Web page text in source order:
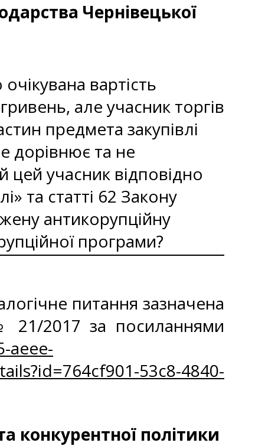
Чернівецької
вартість
але учасник торгів
предмета закупівлі
дорівнює та не
цей учасник відповідно
та статті 62 Закону
антикорупційну
програми?
питання зазначена
21/2017 за посиланнями
aeee-
53c8-4840-
конкурентної політики